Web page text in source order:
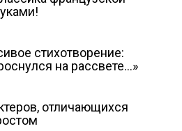
стихотворение:
на рассвете…»
отличающихся